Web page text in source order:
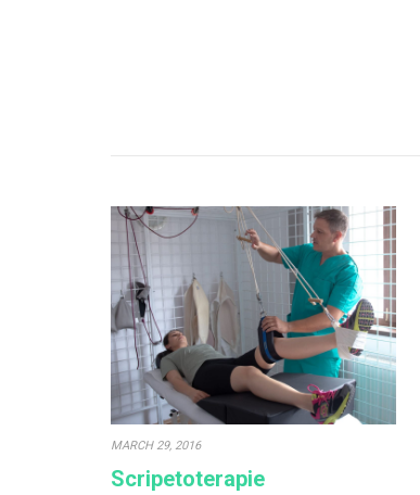
MARCH 29, 2016
Scripetoterapie